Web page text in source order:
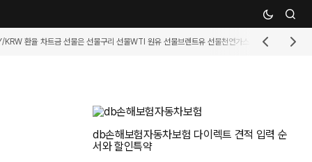
KRW 환율 차트금 선물은 선물구리 선물WTI 원유 선물브렌트유 선물천연가스 선물휘발유 선물
db손해보험자동차보험 다이렉트 견적 입력 순
서와 할인특약